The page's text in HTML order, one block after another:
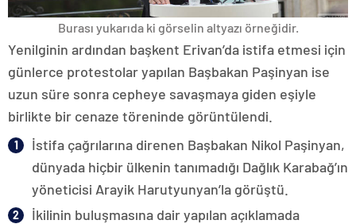
Burası yukarıda ki görselin altyazı örneğidir.
Yenilginin ardından başkent Erivan’da istifa etmesi için
günlerce protestolar yapılan Başbakan Paşinyan ise
uzun süre sonra cepheye savaşmaya giden eşiyle
birlikte bir cenaze töreninde görüntülendi.
İstifa çağrılarına direnen Başbakan Nikol Paşinyan,
dünyada hiçbir ülkenin tanımadığı Dağlık Karabağ’ın
yöneticisi Arayik Harutyunyan’la görüştü.
İkilinin buluşmasına dair yapılan açıklamada